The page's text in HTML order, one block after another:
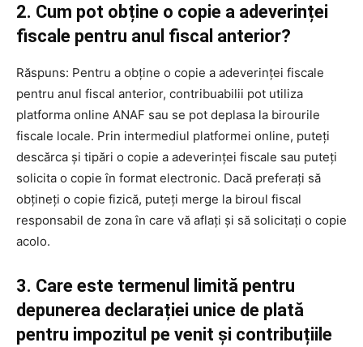
2. Cum pot obține o copie a adeverinței
fiscale pentru anul fiscal anterior?
Răspuns: Pentru a obține o copie a adeverinței fiscale
pentru anul fiscal anterior, contribuabilii pot utiliza
platforma online ANAF sau se pot deplasa la birourile
fiscale locale. Prin intermediul platformei online, puteți
descărca și tipări o copie a adeverinței fiscale sau puteți
solicita o copie în format electronic. Dacă preferați să
obțineți o copie fizică, puteți merge la biroul fiscal
responsabil de zona în care vă aflați și să solicitați o copie
acolo.
3. Care este termenul limită pentru
depunerea declarației unice de plată
pentru impozitul pe venit și contribuțiile